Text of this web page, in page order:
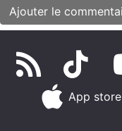
App store